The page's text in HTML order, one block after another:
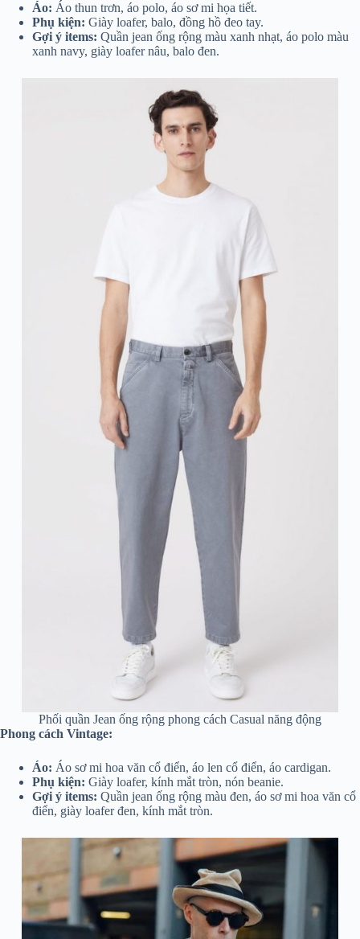
Áo: Áo thun trơn, áo polo, áo sơ mi họa tiết.
Phụ kiện: Giày loafer, balo, đồng hồ đeo tay.
Gợi ý items: Quần jean ống rộng màu xanh nhạt, áo polo màu
xanh navy, giày loafer nâu, balo đen.
Phối quần Jean ống rộng phong cách Casual năng động
Phong cách Vintage:
Áo: Áo sơ mi hoa văn cổ điển, áo len cổ điển, áo cardigan.
Phụ kiện: Giày loafer, kính mắt tròn, nón beanie.
Gợi ý items: Quần jean ống rộng màu đen, áo sơ mi hoa văn cổ
điển, giày loafer đen, kính mắt tròn.